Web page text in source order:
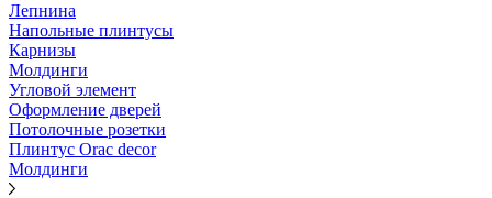
Лепнина
Напольные плинтусы
Карнизы
Молдинги
Угловой элемент
Оформление дверей
Потолочные розетки
Плинтус Orac decor
Молдинги